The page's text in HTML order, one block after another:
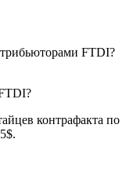
FTDI?
контрафакта по